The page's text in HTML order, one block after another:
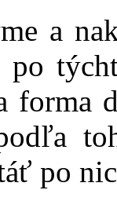
a
forma
po